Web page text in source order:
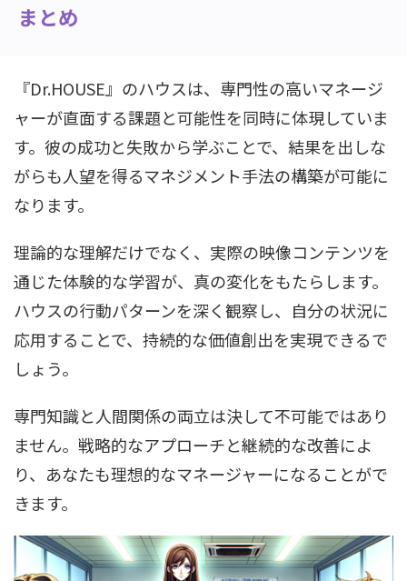
まとめ
『Dr.HOUSE』のハウスは、専門性の高いマネージ
ャーが直面する課題と可能性を同時に体現していま
す。彼の成功と失敗から学ぶことで、結果を出しな
がらも人望を得るマネジメント手法の構築が可能に
なります。
理論的な理解だけでなく、実際の映像コンテンツを
通じた体験的な学習が、真の変化をもたらします。
ハウスの行動パターンを深く観察し、自分の状況に
応用することで、持続的な価値創出を実現できるで
しょう。
専門知識と人間関係の両立は決して不可能ではあり
ません。戦略的なアプローチと継続的な改善によ
り、あなたも理想的なマネージャーになることがで
きます。